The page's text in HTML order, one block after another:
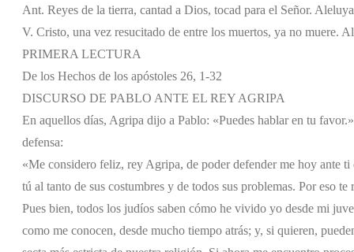
Ant. Reyes de la tierra, cantad a Dios, tocad para el Señor.
V. Cristo, una vez resucitado de entre los muertos, ya no muere.
PRIMERA LECTURA
De los Hechos de los apóstoles 26, 1-32
DISCURSO DE PABLO ANTE EL REY AGRIPA
En aquellos días, Agripa dijo a Pablo: «Puedes hablar en tu favor.»
defensa:
«Me considero feliz, rey Agripa, de poder defender me hoy ante
tú al tanto de sus costumbres y de todos sus problemas. Por eso
Pues bien, todos los judíos saben cómo he vivido yo desde mi
como me conocen, desde mucho tiempo atrás; y, si quieren,